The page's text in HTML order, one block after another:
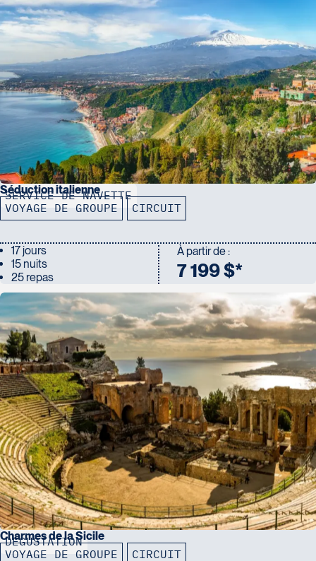
SERVICE DE NAVETTE
Séduction italienne
VOYAGE DE GROUPE CIRCUIT
17 jours
15 nuits
25 repas
À partir de :
7 199 $*
DÉGUSTATION
Charmes de la Sicile
VOYAGE DE GROUPE CIRCUIT